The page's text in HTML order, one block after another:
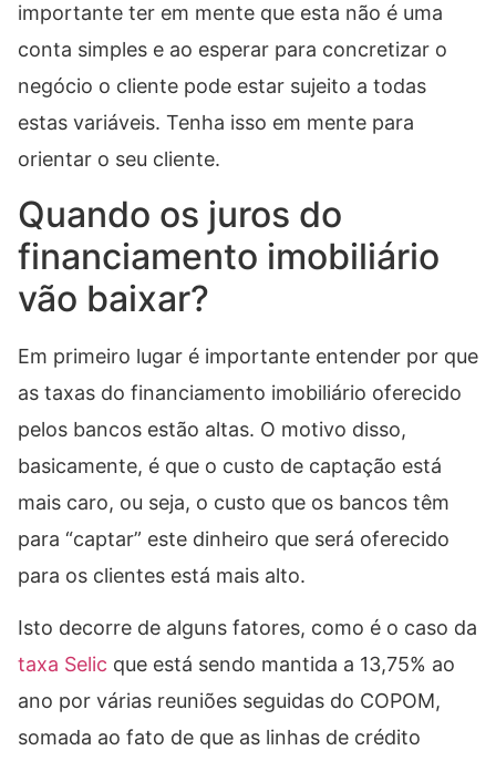
importante ter em mente que esta não é uma
conta simples e ao esperar para concretizar o
negócio o cliente pode estar sujeito a todas
estas variáveis. Tenha isso em mente para
orientar o seu cliente.
Quando os juros do
financiamento imobiliário
vão baixar?
Em primeiro lugar é importante entender por que
as taxas do financiamento imobiliário oferecido
pelos bancos estão altas. O motivo disso,
basicamente, é que o custo de captação está
mais caro, ou seja, o custo que os bancos têm
para “captar” este dinheiro que será oferecido
para os clientes está mais alto.
Isto decorre de alguns fatores, como é o caso da
taxa Selic que está sendo mantida a 13,75% ao
ano por várias reuniões seguidas do COPOM,
somada ao fato de que as linhas de crédito